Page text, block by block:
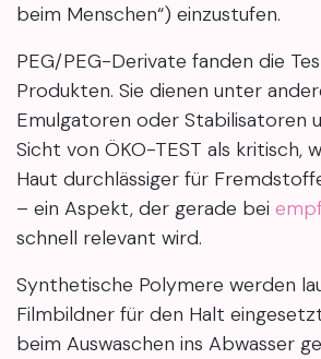
beim Menschen“) einzustufen.
PEG/PEG-Derivate fanden die
Produkten. Sie dienen unter
Emulgatoren oder Stabilisatoren
Sicht von ÖKO-TEST als kritisch,
Haut durchlässiger für
– ein Aspekt, der gerade bei
schnell relevant wird.
Synthetische Polymere werden
Filmbildner für den Halt
beim Auswaschen ins Abwasser